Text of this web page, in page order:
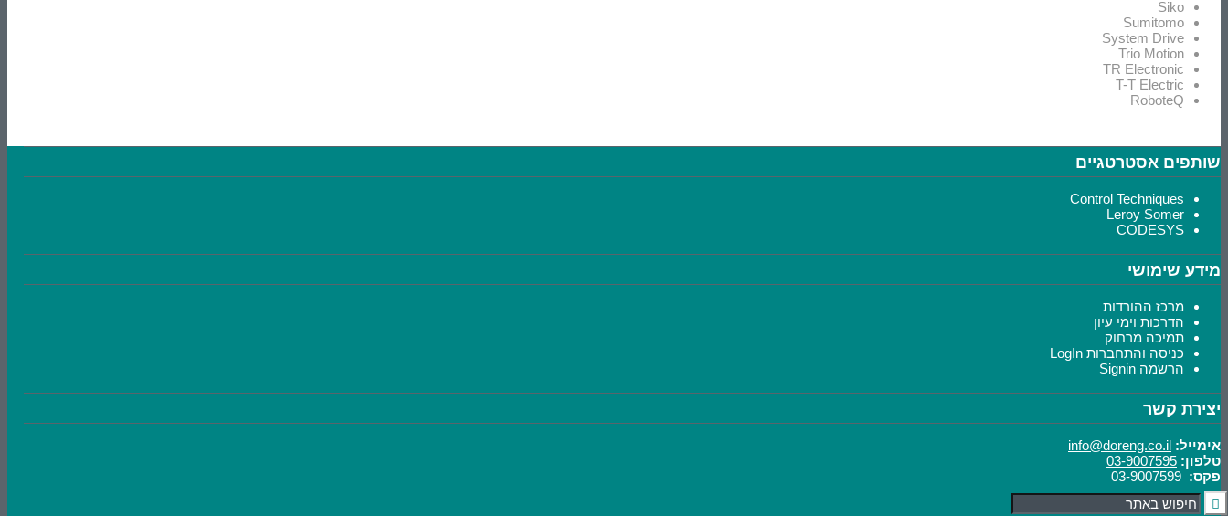
Siko
Sumitomo
System Drive
Trio Motion
TR Electronic
T-T Electric
RoboteQ
שותפים אסטרטגיים
Control Techniques
Leroy Somer
CODESYS
מידע שימושי
מרכז ההורדות
הדרכות וימי עיון
תמיכה מרחוק
כניסה והתחברות LogIn
הרשמה Signin
יצירת קשר
אימייל: info@doreng.co.il
טלפון: 03-9007595
פקס: